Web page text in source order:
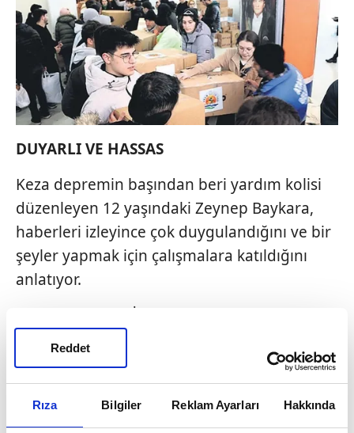
Rıza Bilgiler Reklam Ayarları Hakkında
Reddet
DUYARLI VE HASSAS
Keza depremin başından beri yardım kolisi
düzenleyen 12 yaşındaki Zeynep Baykara,
haberleri izleyince çok duygulandığını ve bir
şeyler yapmak için çalışmalara katıldığını
anlatıyor.
Oğlumun okulu İstanbul Saint Joseph'te
günlerdir tek tek kolileri düzenleyenler hep
liseli...
Z kuşağı nasıl da utandırdı eleştirenleri!
Bundan sonra kimse bana Z kuşağı duyarsız